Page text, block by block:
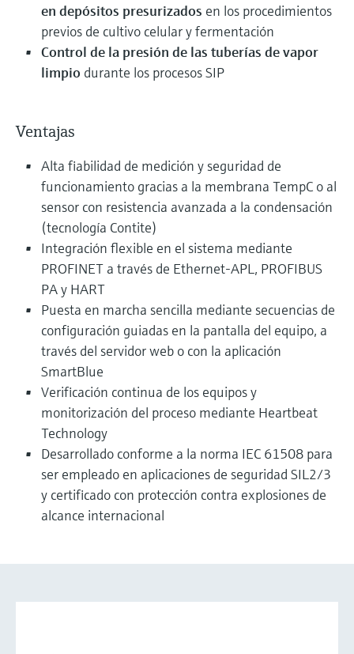
en depósitos presurizados en los procedimientos
previos de cultivo celular y fermentación
Control de la presión de las tuberías de vapor
limpio durante los procesos SIP
Ventajas
Alta fiabilidad de medición y seguridad de
funcionamiento gracias a la membrana TempC o al
sensor con resistencia avanzada a la condensación
(tecnología Contite)
Integración flexible en el sistema mediante
PROFINET a través de Ethernet-APL, PROFIBUS
PA y HART
Puesta en marcha sencilla mediante secuencias de
configuración guiadas en la pantalla del equipo, a
través del servidor web o con la aplicación
SmartBlue
Verificación continua de los equipos y
monitorización del proceso mediante Heartbeat
Technology
Desarrollado conforme a la norma IEC 61508 para
ser empleado en aplicaciones de seguridad SIL2/3
y certificado con protección contra explosiones de
alcance internacional